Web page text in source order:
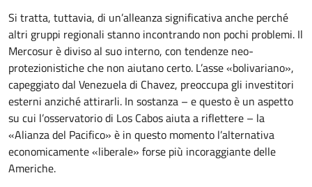
Si tratta, tuttavia, di un’alleanza significativa anche perché
altri gruppi regionali stanno incontrando non pochi problemi. Il
Mercosur è diviso al suo interno, con tendenze neo-
protezionistiche che non aiutano certo. L’asse «bolivariano»,
capeggiato dal Venezuela di Chavez, preoccupa gli investitori
esterni anziché attirarli. In sostanza – e questo è un aspetto
su cui l’osservatorio di Los Cabos aiuta a riflettere – la
«Alianza del Pacifico» è in questo momento l’alternativa
economicamente «liberale» forse più incoraggiante delle
Americhe.